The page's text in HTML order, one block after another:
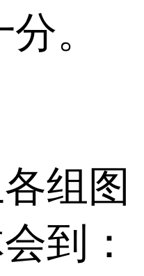
。
组图
到：